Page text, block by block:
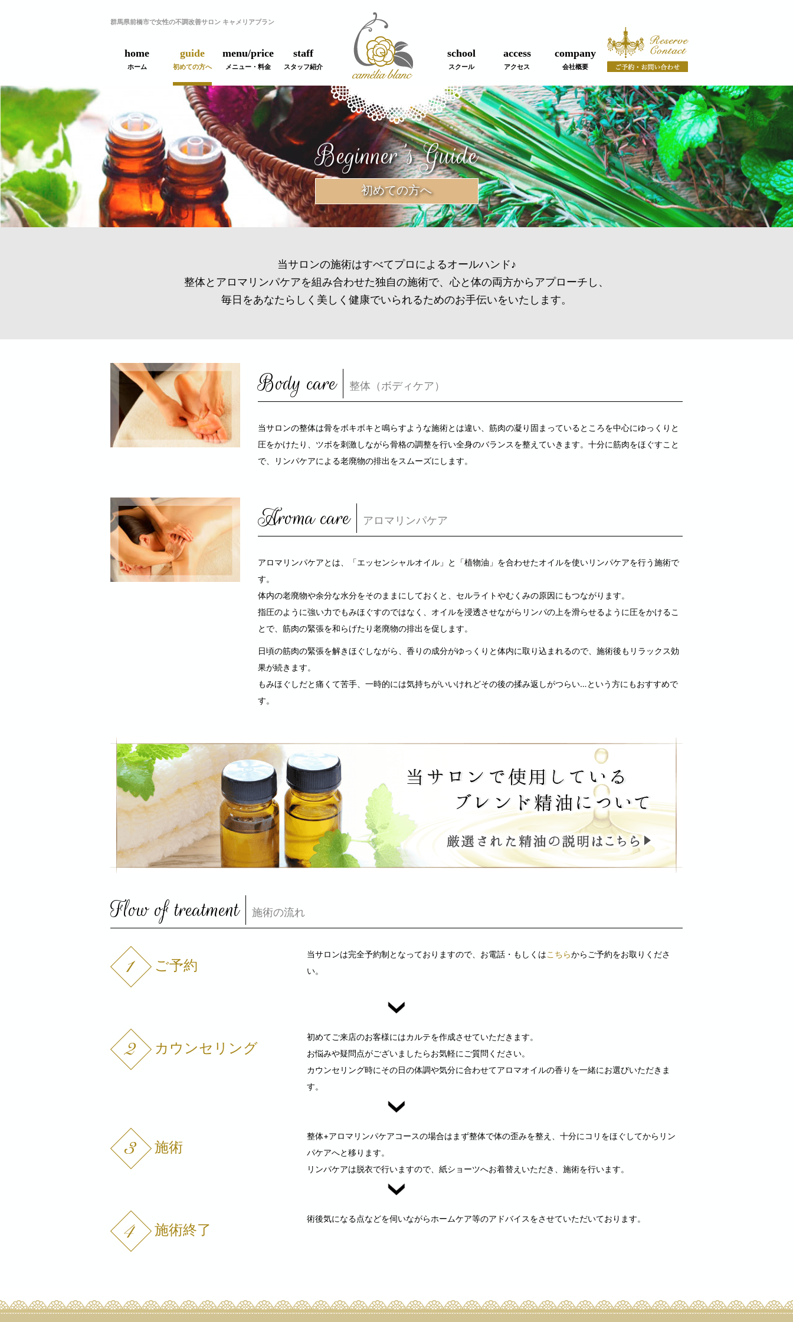
群馬県前橋市で女性の不調改善サロン キャメリアブラン
home
ホーム
guide
初めての方へ
menu/price
メニュー・料金
staff
スタッフ紹介
school
スクール
access
アクセス
company
会社概要
Beginner's Guide
初めての方へ
当サロンの施術はすべてプロによるオールハンド♪
整体とアロマリンパケアを組み合わせた独自の施術で、心と体の両方からアプローチし、
毎日をあなたらしく美しく健康でいられるためのお手伝いをいたします。
Body care 整体（ボディケア）
当サロンの整体は骨をボキボキと鳴らすような施術とは違い、筋肉の凝り固まっているところを中心にゆっくりと
圧をかけたり、ツボを刺激しながら骨格の調整を行い全身のバランスを整えていきます。十分に筋肉をほぐすこと
で、リンパケアによる老廃物の排出をスムーズにします。
Aroma care アロマリンパケア
アロマリンパケアとは、「エッセンシャルオイル」と「植物油」を合わせたオイルを使いリンパケアを行う施術で
す。
体内の老廃物や余分な水分をそのままにしておくと、セルライトやむくみの原因にもつながります。
指圧のように強い力でもみほぐすのではなく、オイルを浸透させながらリンパの上を滑らせるように圧をかけるこ
とで、筋肉の緊張を和らげたり老廃物の排出を促します。
日頃の筋肉の緊張を解きほぐしながら、香りの成分がゆっくりと体内に取り込まれるので、施術後もリラックス効
果が続きます。
もみほぐしだと痛くて苦手、一時的には気持ちがいいけれどその後の揉み返しがつらい…という方にもおすすめで
す。
Flow of treatment 施術の流れ
ご予約
当サロンは完全予約制となっておりますので、お電話・もしくはこちらからご予約をお取りくださ
い。
カウンセリング
初めてご来店のお客様にはカルテを作成させていただきます。
お悩みや疑問点がございましたらお気軽にご質問ください。
カウンセリング時にその日の体調や気分に合わせてアロマオイルの香りを一緒にお選びいただきま
す。
施術
整体+アロマリンパケアコースの場合はまず整体で体の歪みを整え、十分にコリをほぐしてからリン
パケアへと移ります。
リンパケアは脱衣で行いますので、紙ショーツへお着替えいただき、施術を行います。
施術終了
術後気になる点などを伺いながらホームケア等のアドバイスをさせていただいております。